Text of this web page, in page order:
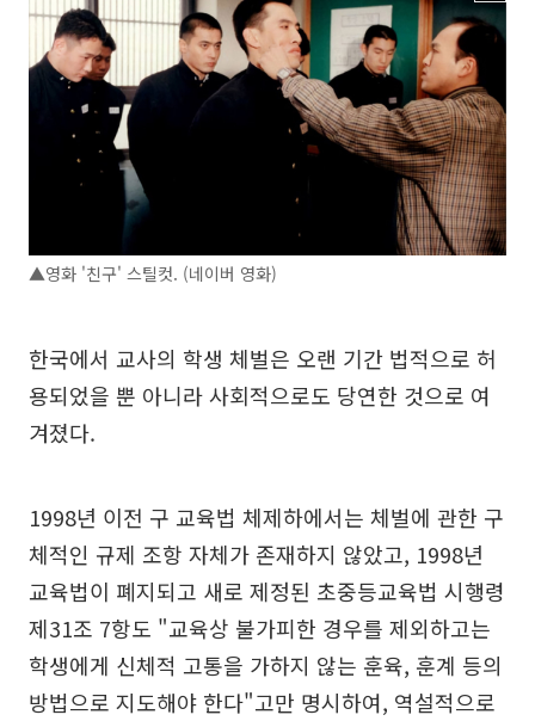
▲영화 '친구' 스틸컷. (네이버 영화)
한국에서 교사의 학생 체벌은 오랜 기간 법적으로 허
용되었을 뿐 아니라 사회적으로도 당연한 것으로 여
겨졌다.
1998년 이전 구 교육법 체제하에서는 체벌에 관한 구
체적인 규제 조항 자체가 존재하지 않았고, 1998년
교육법이 폐지되고 새로 제정된 초중등교육법 시행령
제31조 7항도 "교육상 불가피한 경우를 제외하고는
학생에게 신체적 고통을 가하지 않는 훈육, 훈계 등의
방법으로 지도해야 한다"고만 명시하여, 역설적으로